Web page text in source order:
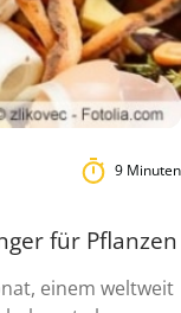
9 Minuten
für Pflanzen
einem weltweit